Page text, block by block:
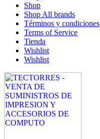
Shop
Shop All brands
Términos y condiciones
Terms of Service
Tienda
Wishlist
Wishlist